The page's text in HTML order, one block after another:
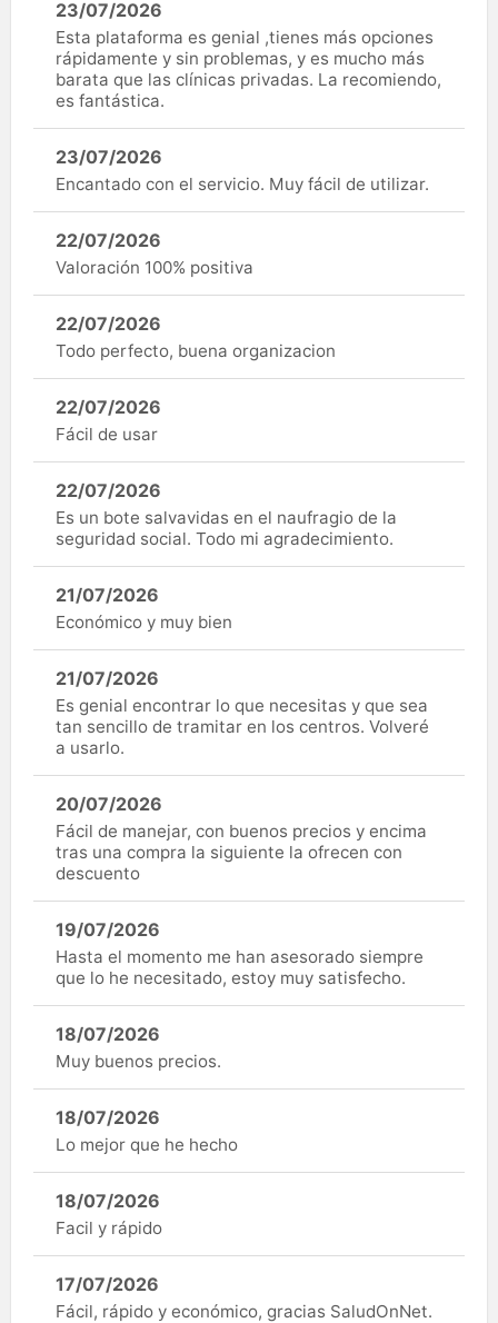
23/07/2026
Esta plataforma es genial ,tienes más opciones
rápidamente y sin problemas, y es mucho más
barata que las clínicas privadas. La recomiendo,
es fantástica.
23/07/2026
Encantado con el servicio. Muy fácil de utilizar.
22/07/2026
Valoración 100% positiva
22/07/2026
Todo perfecto, buena organizacion
22/07/2026
Fácil de usar
22/07/2026
Es un bote salvavidas en el naufragio de la
seguridad social. Todo mi agradecimiento.
21/07/2026
Económico y muy bien
21/07/2026
Es genial encontrar lo que necesitas y que sea
tan sencillo de tramitar en los centros. Volveré
a usarlo.
20/07/2026
Fácil de manejar, con buenos precios y encima
tras una compra la siguiente la ofrecen con
descuento
19/07/2026
Hasta el momento me han asesorado siempre
que lo he necesitado, estoy muy satisfecho.
18/07/2026
Muy buenos precios.
18/07/2026
Lo mejor que he hecho
18/07/2026
Facil y rápido
17/07/2026
Fácil, rápido y económico, gracias SaludOnNet.